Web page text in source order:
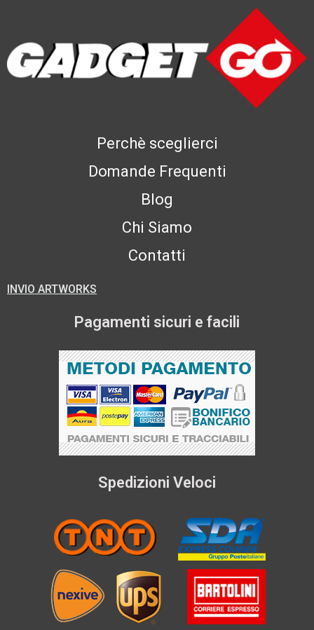
Perchè sceglierci
Domande Frequenti
Blog
Chi Siamo
Contatti
INVIO ARTWORKS
Pagamenti sicuri e facili
Spedizioni Veloci